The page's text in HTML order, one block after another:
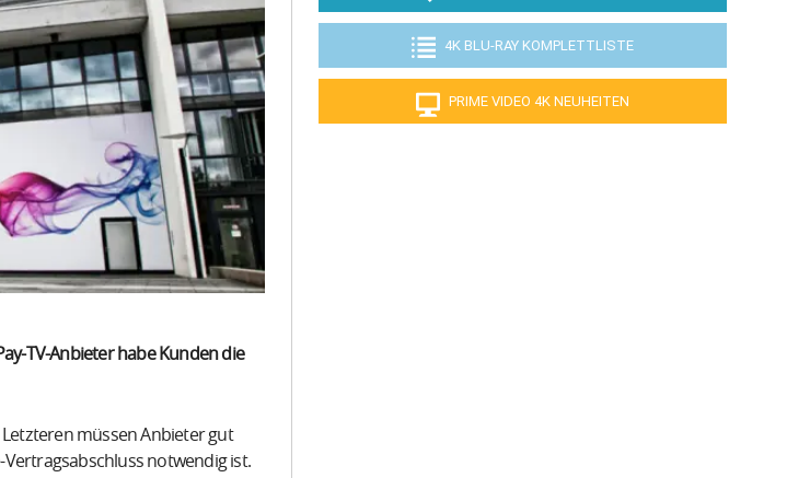
TV-Anbieter habe Kunden die
müssen Anbieter gut
notwendig ist.
4K BLU-RAY KOMPLETTLISTE
PRIME VIDEO 4K NEUHEITEN